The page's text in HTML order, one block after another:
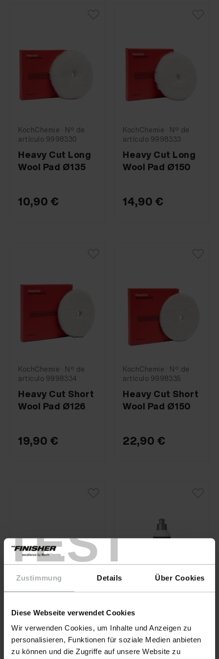
TEST
Zustimmung Details Über Cookies
Diese Webseite verwendet Cookies
Wir verwenden Cookies, um Inhalte und Anzeigen zu
personalisieren, Funktionen für soziale Medien anbieten
zu können und die Zugriffe auf unsere Website zu
KochChemie · Nº de
artículo 9998330
Heavy Cut Long
Wool Pad Ø135
10,90 €
KochChemie · Nº de
artículo 9998333
Heavy Cut Long
Wool Pad Ø150
14,90 €
KochChemie · Nº de
artículo 9998334
Heavy Cut Short
Wool Pad Ø126
19,90 €
KochChemie · Nº de
artículo 9998335
Heavy Cut Short
Wool Pad Ø150
22,90 €
KochChemie · Nº de
artículo 9998337
THE FINISHER · Nº de
artículo 77102-250ML-
01
FineCut